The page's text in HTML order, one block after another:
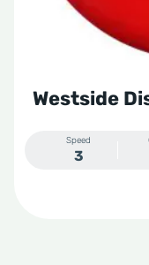
Westside
Speed
3